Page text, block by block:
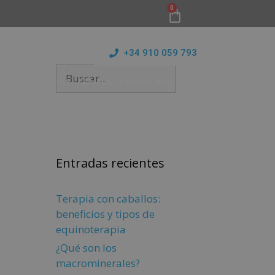
0
+34 910 059 793
MAESTRÍAS CAMPUS
Entradas recientes
Terapia con caballos:
beneficios y tipos de
equinoterapia
¿Qué son los
macrominerales?